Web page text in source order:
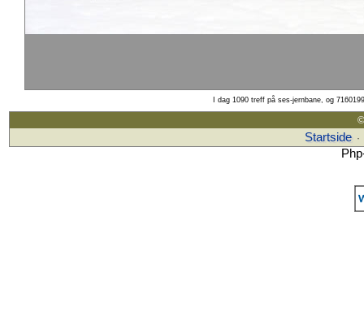
I dag 1090 treff på ses-jernbane, og
Startside ·